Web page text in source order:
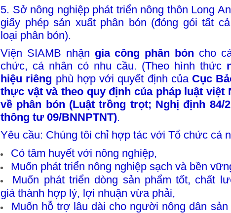
5. Sở nông nghiệp phát triển nông thôn Long
giấy phép sản xuất phân bón (đóng gói tất
loại phân bón).
Viện SIAMB nhận gia công phân bón cho
chức, cá nhân có nhu cầu. (Theo hình thức
hiệu riêng phù hợp với quyết định của Cục
thực vậtvà theo quy định của pháp luật việt
về phân bón (Luật trồng trọt; Nghị định 84/
thông tư 09/BNNPTNT).
Yêu cầu: Chúng tôi chỉ hợp tác với Tổ chức cá
Có tâm huyết với nông nghiệp,
Muốn phát triển nông nghiệp sạch và bền
Muốn phát triển dòng sản phẩm tốt, chất
giá thành hợp lý, lợi nhuận vừa phải,
Muốn hỗ trợ lâu dài cho người nông dân sản